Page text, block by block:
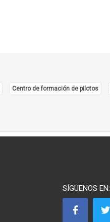
Centro de formación de pilotos
SÍGUENOS EN: